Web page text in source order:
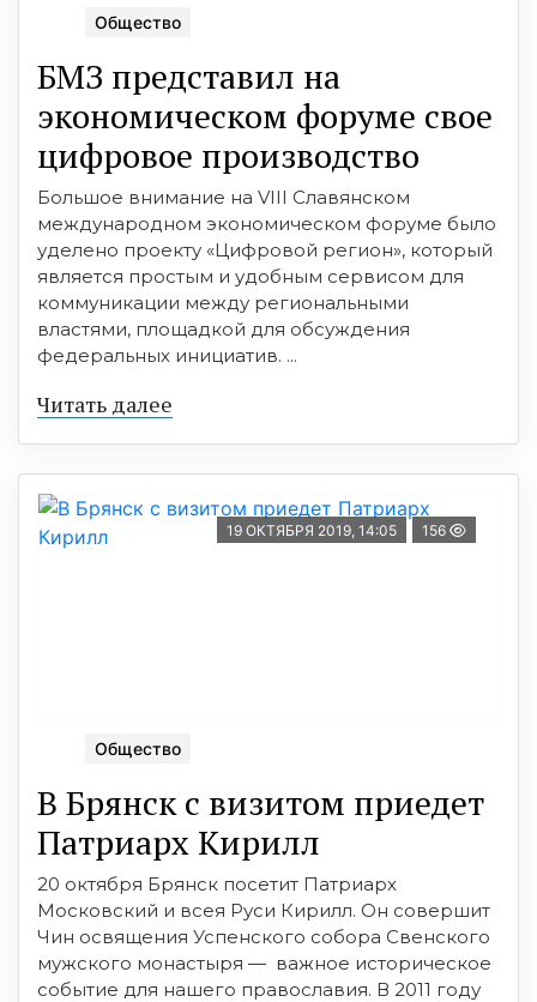
Общество
БМЗ представил на
экономическом форуме свое
цифровое производство
Большое внимание на VIII Славянском
международном экономическом форуме было
уделено проекту «Цифровой регион», который
является простым и удобным сервисом для
коммуникации между региональными
властями, площадкой для обсуждения
федеральных инициатив. ...
Читать далее
19 ОКТЯБРЯ 2019, 14:05 156
Общество
В Брянск с визитом приедет
Патриарх Кирилл
20 октября Брянск посетит Патриарх
Московский и всея Руси Кирилл. Он совершит
Чин освящения Успенского собора Свенского
мужского монастыря — важное историческое
событие для нашего православия. В 2011 году